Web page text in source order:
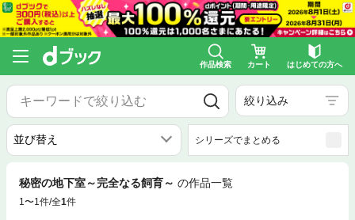
作品検索 カート はじめての方へ
絞り込み
シリーズでまとめる
秘密の地下室～完全なる飼育～ の作品一覧
1〜1件/全1件